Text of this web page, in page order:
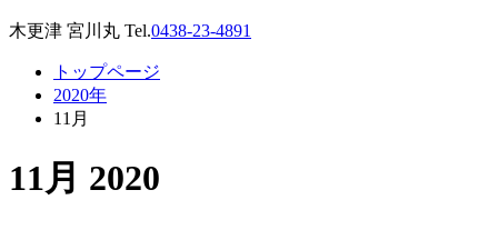
木更津 宮川丸 Tel.0438-23-4891
トップページ
2020年
11月
11月 2020